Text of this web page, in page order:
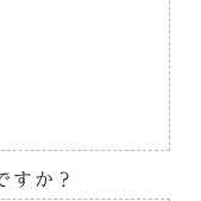
すか？